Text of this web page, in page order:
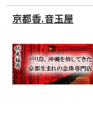
京都香.音玉屋